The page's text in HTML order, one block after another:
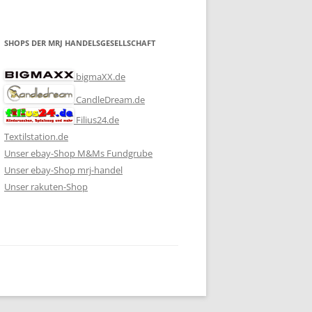
SHOPS DER MRJ HANDELSGESELLSCHAFT
bigmaXX.de
CandleDream.de
Filius24.de
Textilstation.de
Unser ebay-Shop M&Ms Fundgrube
Unser ebay-Shop mrj-handel
Unser rakuten-Shop